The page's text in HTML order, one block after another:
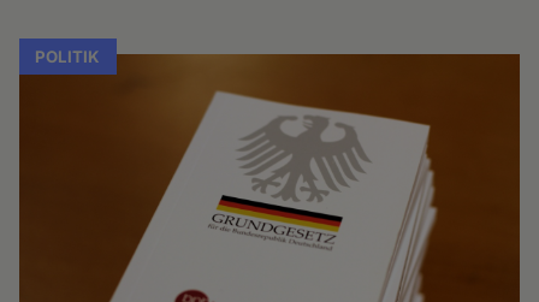
POLITIK